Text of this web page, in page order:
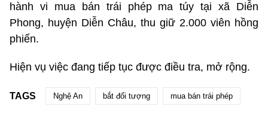
hành vi mua bán trái phép ma túy tại xã Diễn
Phong, huyện Diễn Châu, thu giữ 2.000 viên hồng
phiến.
Hiện vụ việc đang tiếp tục được điều tra, mở rộng.
TAGS Nghệ An bắt đối tượng mua bán trái phép